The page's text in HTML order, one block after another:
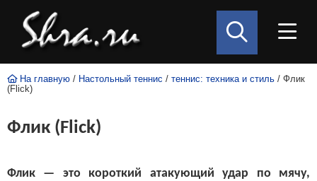
На главную / Настольный теннис / теннис: техника и стиль / Флик
(Flick)
Флик (Flick)
Флик — это короткий атакующий удар по мячу,